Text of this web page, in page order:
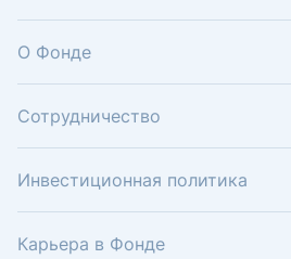
О Фонде
Сотрудничество
Инвестиционная политика
Карьера в Фонде